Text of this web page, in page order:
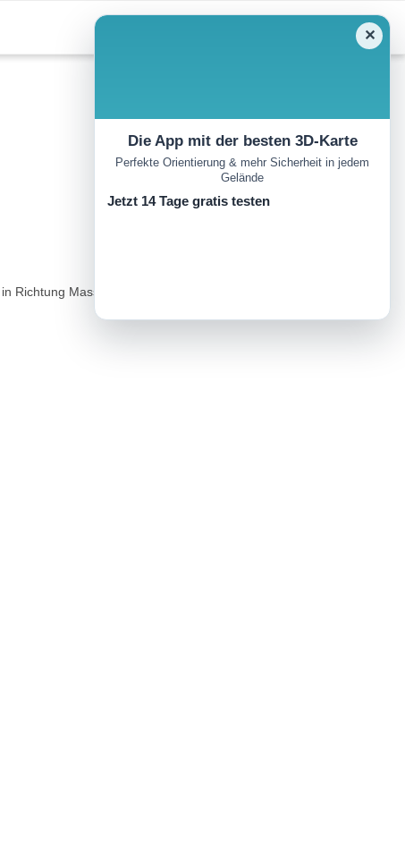
Richtung Massa Marittima, bis Wegweiser nach »Montieri« und
✕
Die App mit der besten 3D-Karte
Perfekte Orientierung & mehr Sicherheit in jedem
Gelände
Jetzt 14 Tage gratis testen